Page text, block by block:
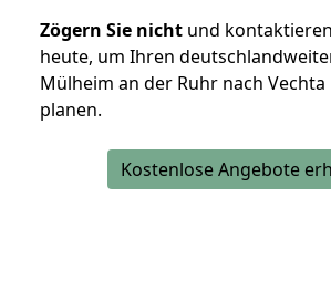
Zögern Sie nicht und
heute, um Ihren
Mülheim an der Ruhr nach
planen.
Kostenlose Angebote